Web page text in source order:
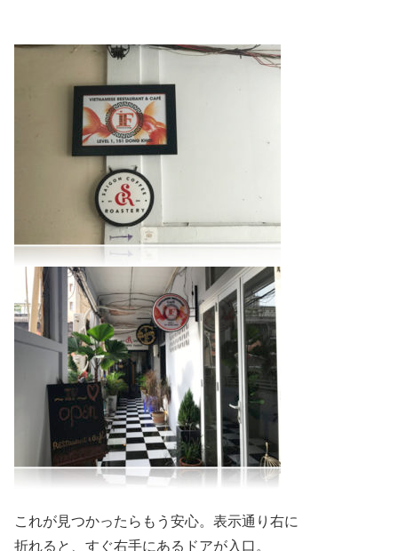
これが見つかったらもう安心。表示通り右に
折れると、すぐ右手にあるドアが入口。